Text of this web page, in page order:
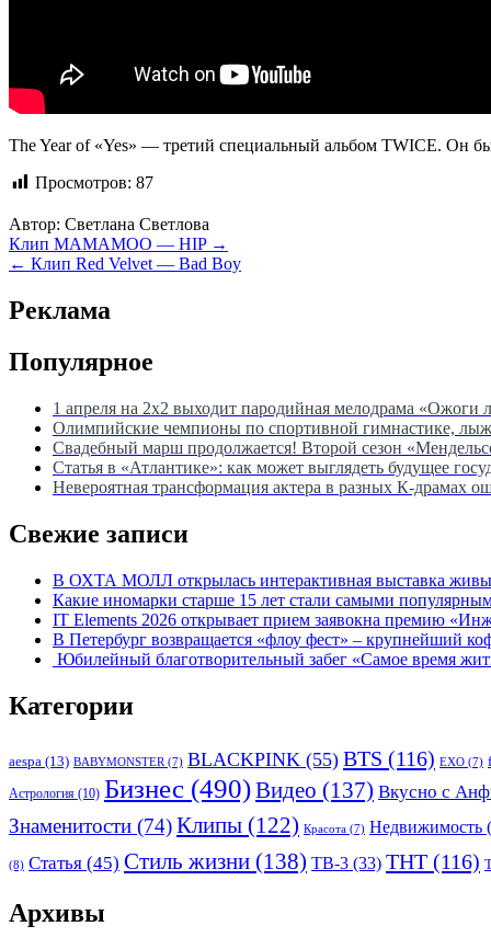
The Year of «Yes» — третий специальный альбом TWICE. Он
Просмотров: 87
Автор: Светлана Светлова
Навигация
по
записям
Клип MAMAMOO — HIP →
← Клип Red Velvet — Bad Boy
Реклама
Популярное
1 апреля на 2х2 выходит пародийная мелодрама «Ожоги
Олимпийские чемпионы по спортивной гимнастике,
Свадебный марш продолжается! Второй сезон
Статья в «Атлантике»: как может выглядеть будущее
Невероятная трансформация актера в разных К-драмах
Свежие записи
В ОХТА МОЛЛ открылась интерактивная выставка
Какие иномарки старше 15 лет стали самыми
IT Elements 2026 открывает прием заявокна премию
В Петербург возвращается «флоу фест» – крупнейший
Юбилейный благотворительный забег «Самое время
Категории
aespa (13) BABYMONSTER(7) BLACKPINK (55) BTS (116) EXO (7)
Астрология (10) Бизнес (490)Видео (137) Вкусно с
Знаменитости (74)Клипы (122) Красота (7) Недвижимость
(8) Статья (45) Стиль жизни (138) ТВ-3 (33) ТНТ (116)
Архивы